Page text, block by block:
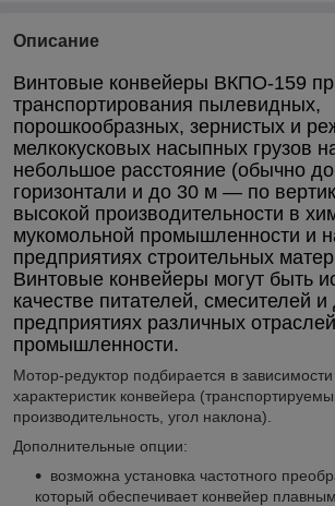
Описание
Винтовые конвейеры ВКПО-159
транспортирования пылевидных,
порошкообразных, зернистых и
мелкокусковых насыпных грузов
небольшое расстояние (обычно
горизонтали и до 30 м ― по
высокой производительности в
мукомольной промышленности и
предприятиях строительных
Винтовые конвейеры могут быть
качестве питателей, смесителей и
предприятиях различных отраслей
промышленности.
Мотор-редуктор подбирается в
характеристик конвейера
производительность, угол наклона).
Дополнительные опции:
возможна установка частотного
который обеспечивает конвейер